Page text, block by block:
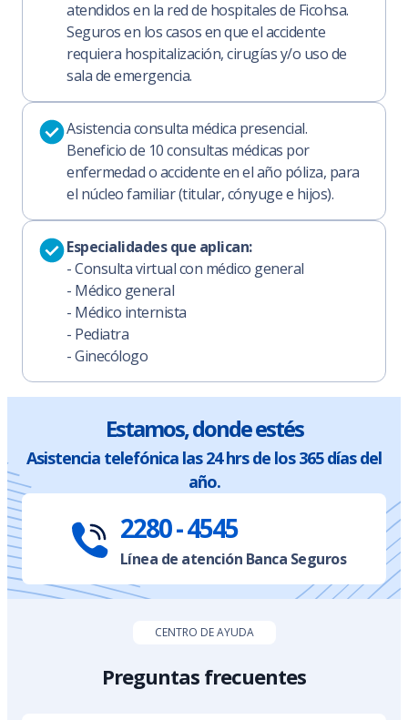
atendidos en la red de hospitales de Ficohsa.
Seguros en los casos en que el accidente
requiera hospitalización, cirugías y/o uso de
sala de emergencia.
Asistencia consulta médica presencial.
Beneficio de 10 consultas médicas por
enfermedad o accidente en el año póliza, para
el núcleo familiar (titular, cónyuge e hijos).
Especialidades que aplican:
- Consulta virtual con médico general
- Médico general
- Médico internista
- Pediatra
- Ginecólogo
Estamos, donde estés
Asistencia telefónica las 24 hrs de los 365 días del
año.
2280 - 4545
Línea de atención Banca Seguros
CENTRO DE AYUDA
Preguntas frecuentes